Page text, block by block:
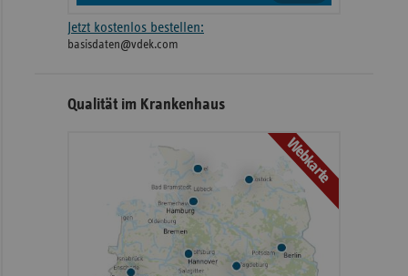
Jetzt kostenlos bestellen:
basisdaten@vdek.com
Qualität im Krankenhaus
Webkarte